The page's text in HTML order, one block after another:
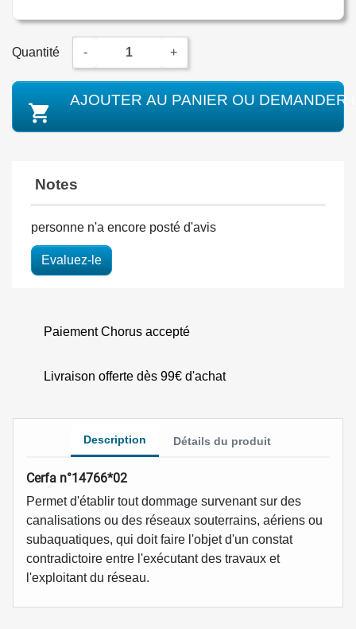
Quantité - +

AJOUTER AU PANIER OU DEMANDER
Notes
personne n'a encore posté d'avis
Evaluez-le
Paiement Chorus accepté
Livraison offerte dès 99€ d'achat
Description Détails du produit
Cerfa n°14766*02
Permet d'établir tout dommage survenant sur des
canalisations ou des réseaux souterrains, aériens ou
subaquatiques, qui doit faire l'objet d'un constat
contradictoire entre l'exécutant des travaux et
l'exploitant du réseau.